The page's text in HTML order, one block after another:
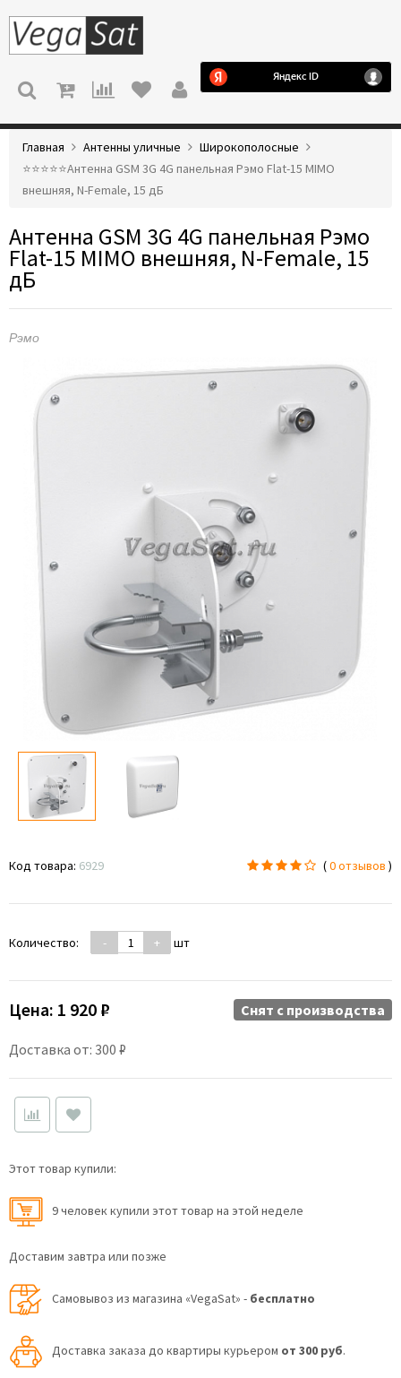
МЕНЮ
Главная Антенны уличные
Широкополосные
⭐️⭐️⭐️⭐️⭐️Антенна GSM 3G 4G панельная Рэмо Flat-15 MIMO
внешняя, N-Female, 15 дБ
Антенна GSM 3G 4G панельная Рэмо
Flat-15 MIMO внешняя, N-Female, 15
дБ
Рэмо
Код товара: 6929 (0 отзывов )
Количество: - + шт
Цена: 1 920 ₽
Доставка от: 300 ₽
Снят c производства
Этот товар купили:
9 человек купили этот товар на этой неделе
Доставим завтра или позже
Самовывоз из магазина «VegaSat» - бесплатно
Доставка заказа до квартиры курьером от 300 руб.